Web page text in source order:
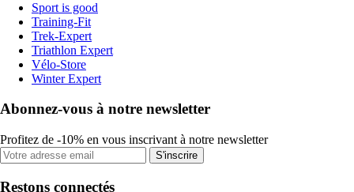
Sport is good
Training-Fit
Trek-Expert
Triathlon Expert
Vélo-Store
Winter Expert
Abonnez-vous à notre newsletter
Profitez de -10% en vous inscrivant à notre newsletter
S'inscrire
Restons connectés